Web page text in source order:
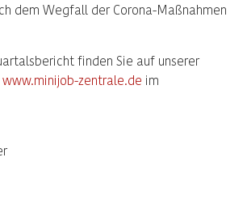
dem Wegfall der Corona-Maßnahmen
finden Sie auf unserer
www.minijob-zentrale.de im